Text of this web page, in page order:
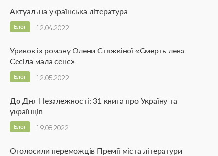
Актуальна українська література
12.04.2022
Блог
Уривок із роману Олени Стяжкіної «Смерть лева
Сесіла мала сенс»
12.05.2022
Блог
До Дня Незалежності: 31 книга про Україну та
українців
19.08.2022
Блог
Оголосили переможців Премії міста літератури